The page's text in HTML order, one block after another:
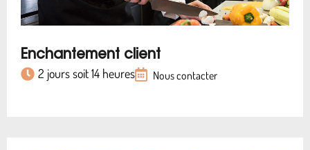
Enchantement client
2 jours soit 14 heures Nous contacter